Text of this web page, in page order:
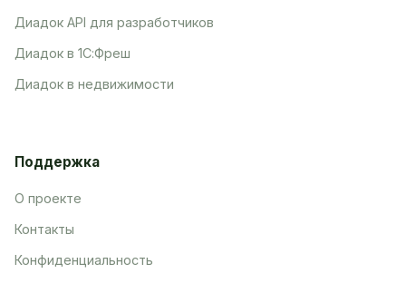
Диадок API для разработчиков
Диадок в 1С:Фреш
Диадок в недвижимости
Поддержка
О проекте
Контакты
Конфиденциальность